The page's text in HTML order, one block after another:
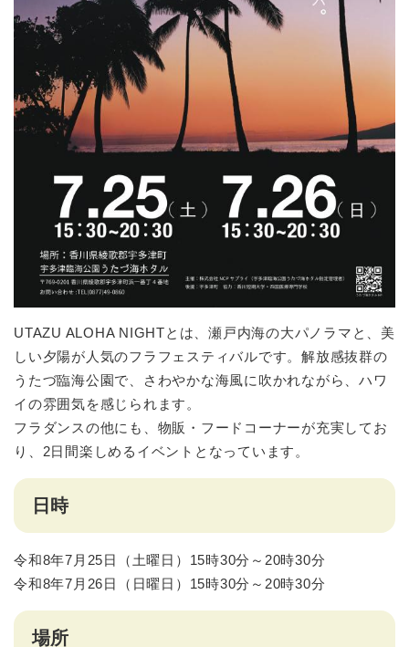
UTAZU ALOHA NIGHTとは、瀬戸内海の大パノラマと、美
しい夕陽が人気のフラフェスティバルです。解放感抜群の
うたづ臨海公園で、さわやかな海風に吹かれながら、ハワ
イの雰囲気を感じられます。
フラダンスの他にも、物販・フードコーナーが充実してお
り、2日間楽しめるイベントとなっています。
日時
令和8年7月25日（土曜日）15時30分～20時30分
令和8年7月26日（日曜日）15時30分～20時30分
場所